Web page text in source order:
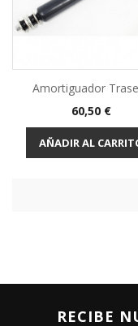
Amortiguador
Precio
60,50 €
AÑADIR AL
RECIBE